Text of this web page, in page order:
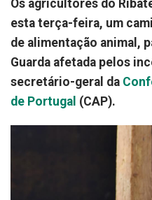
Os agricultores do
esta terça-feira, um
de alimentação animal,
Guarda afetada pelos
secretário-geral da
de Portugal (CAP).